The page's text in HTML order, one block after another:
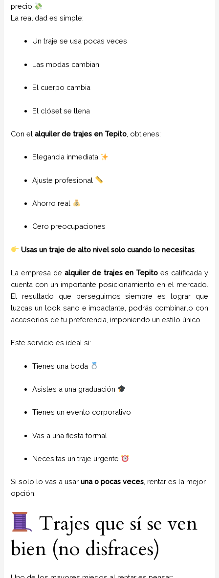
precio
La realidad es simple:
Un traje se usa pocas veces
Las modas cambian
El cuerpo cambia
El clóset se llena
Con elalquiler de trajes en Tepito , obtienes:
Elegancia inmediata
Ajuste profesional
Ahorro real
Cero preocupaciones
Usas un traje de alto nivel solo cuando lo necesitas
La empresa de alquiler de trajes en Tepito es calificada y
cuenta con un importante posicionamiento en el mercado.
El resultado que perseguimos siempre es lograr que
luzcas un look sano e impactante, podrás combinarlo con
accesorios de tu preferencia, imponiendo un estilo único.
Este servicio es ideal si:
Tienes una boda
Asistes a una graduación
Tienes un evento corporativo
Vas a una fiesta formal
Necesitas un traje urgente
Si solo lo vas a usaruna o pocas veces , rentar es la mejor
opción.
Trajes que sí se ven
bien (no disfraces)